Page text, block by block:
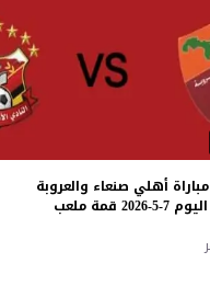
مباراة أهلي صنعاء والعروبة
اليوم 7-5-2026 قمة ملعب